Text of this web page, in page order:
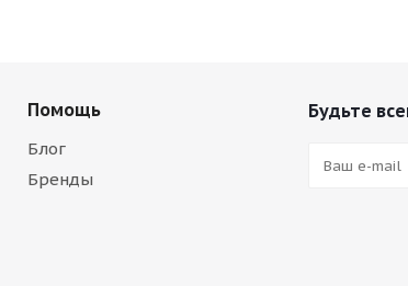
Помощь
Блог
Бренды
Будьте